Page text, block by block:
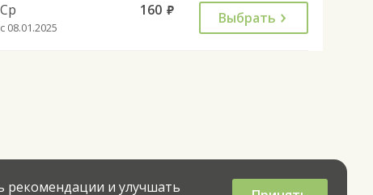
Ср
с 08.01.2025
160 руб. Выбрать
рекомендации и улучшать